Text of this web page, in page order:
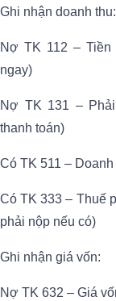
Ghi nhận doanh thu:
Nợ TK 112 – Tiền
ngay)
Nợ TK 131 –
thanh toán)
Có TK 511 – Doanh
Có TK 333 – Thuế
phải nộp nếu có)
Ghi nhận giá vốn:
Nợ TK 632 – Giá